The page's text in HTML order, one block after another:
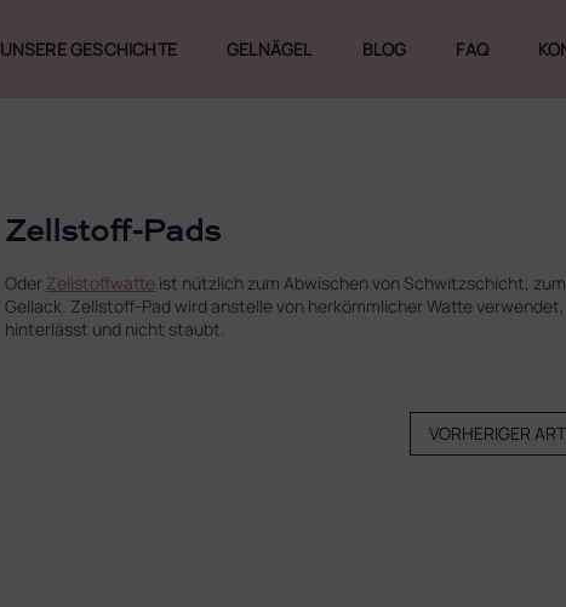
UNSERE GESCHICHTE GELNÄGEL BLOG FAQ
Zellstoff-Pads
Oder Zellstoffwatte ist nützlich zum Abwischen von Schwitzschicht,
Gellack. Zellstoff-Pad wird anstelle von herkömmlicher Watte
hinterlässt und nicht staubt.
VORHERIGER